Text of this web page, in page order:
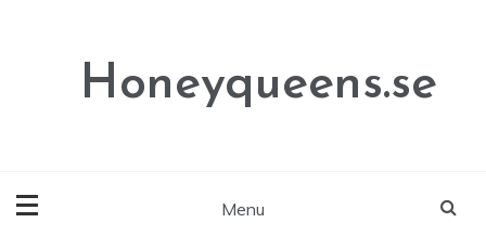
Honeyqueens.se
Menu